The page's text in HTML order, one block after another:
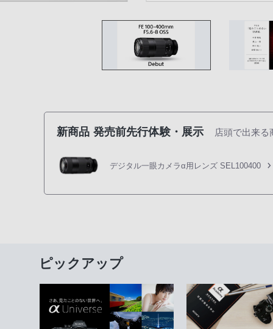
新商品 発売前先行体験・展示 店頭で出来
デジタル一眼カメラα用レンズ SEL100400
ピックアップ